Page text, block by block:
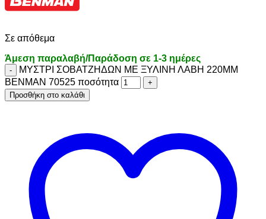
Σε απόθεμα
Άμεση παραλαβή/Παράδοση σε 1-3 ημέρες
ΜΥΣΤΡΙ ΣΟΒΑΤΖΗΔΩΝ ΜΕ ΞΥΛΙΝΗ ΛΑΒΗ 220MM
BENMAN 70525 ποσότητα
Προσθήκη στο καλάθι